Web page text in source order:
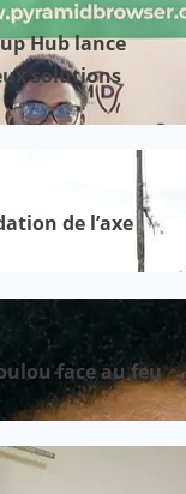
Hub lance
solutions
de l’axe
face au feu